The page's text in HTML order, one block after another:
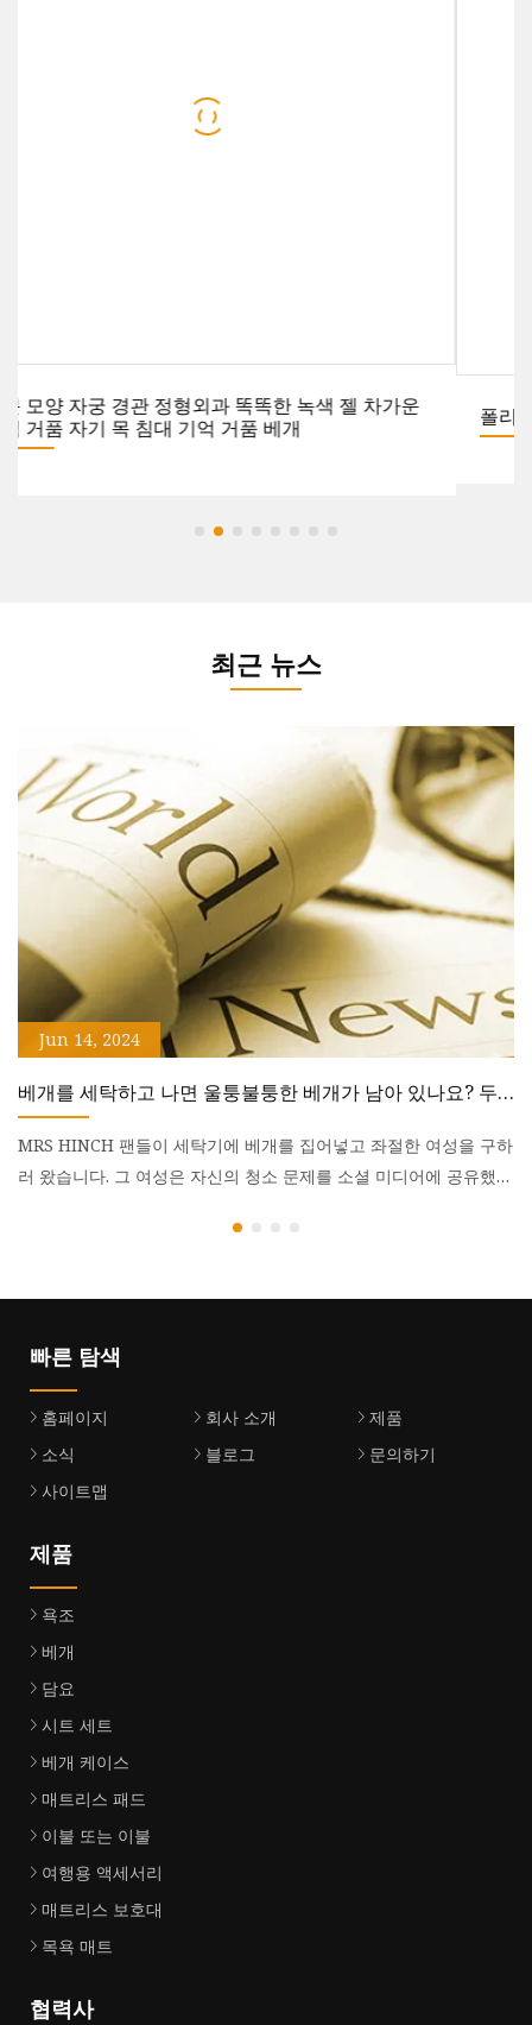
주문 모양 자궁 경관 정형외과 똑똑한 녹색 젤 차가운
기억 거품 자기 목 침대 기억 거품 베개
최근 뉴스
Jun 14, 2024
베개를 세탁하고 나면 울퉁불퉁한 베개가 남아 있나요? 두
려워하지 마세요. 문제를 해결할 수 있는 훌륭한 방법이 있
습니다.
MRS HINCH 팬들이 세탁기에 베개를 집어넣고 좌절한 여성을 구하
러 왔습니다. 그 여성은 자신의 청소 문제를 소셜 미디어에 공유했습
빠른 탐색
홈페이지 회사 소개
제품
소식
블로그
문의하기
사이트맵
제품
욕조
베개
담요
시트 세트
베개 케이스
매트리스 패드
이불 또는 이불
여행용 액세서리
매트리스 보호대
목욕 매트
협력사